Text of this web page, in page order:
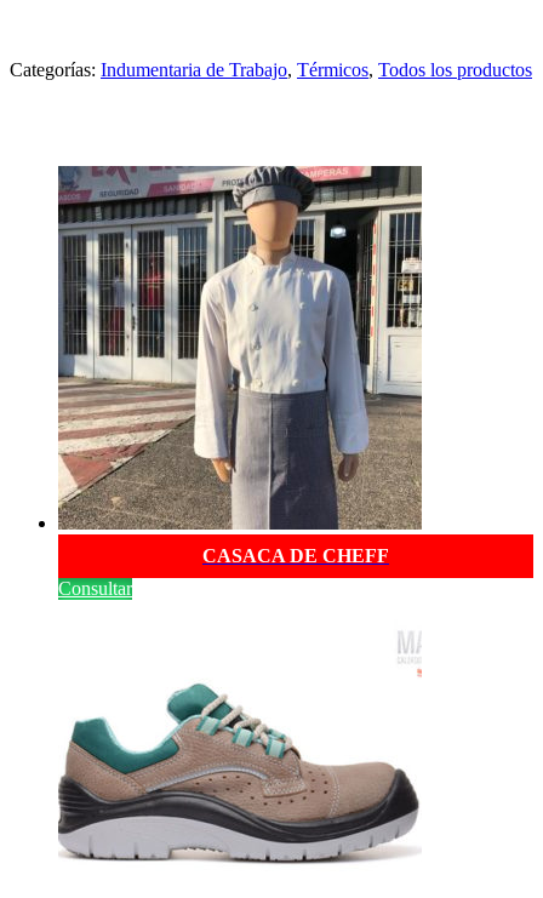
Categorías: Indumentaria de Trabajo, Térmicos, Todos los productos
CASACA DE CHEFF
Consultar